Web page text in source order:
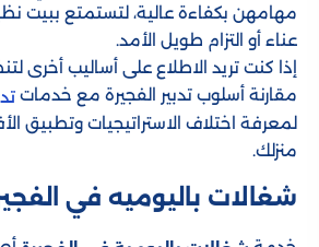
مهامهن بكفاءة عالية، لتستمتع ببيت
عناء أو التزام طويل الأمد.
إذا كنت تريد الاطلاع على أساليب أخرى
مقارنة أسلوب تدبير الفجيرة مع خدمات
لمعرفة اختلاف الاستراتيجيات وتطبيق
منزلك.
شغالات باليوميه​ في